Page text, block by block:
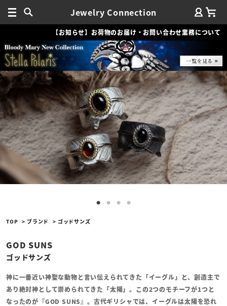
Jewelry Connection
【お知らせ】お荷物のお届け・お問い合わせ業務について
TOP ブランド ゴッドサンズ
GOD SUNS
ゴッドサンズ
神に一番近い神聖な動物と言い伝えられてきた「イーグル」と、創造主で
あり絶対神として崇められてきた「太陽」。この2つのモチーフが1つと
なったのが『GOD SUNS』。古代ギリシャでは、イーグルは太陽を恐れ